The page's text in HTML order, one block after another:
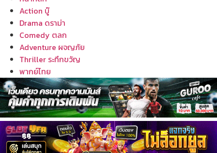
Action บู๊
Drama ดราม่า
Comedy ตลก
Adventure ผจญภัย
Thriller ระทึกขวัญ
พากย์ไทย